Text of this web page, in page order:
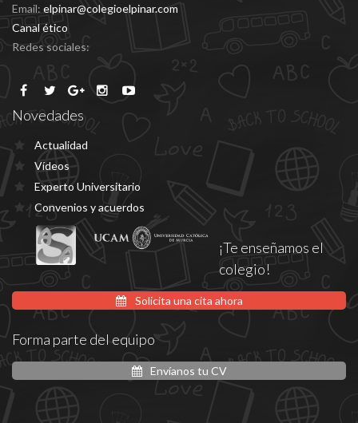
Email: elpinar@colegioelpinar.com
Canal ético
Redes sociales:
Novedades
Actualidad
Vídeos
Experto Universitario
Convenios y acuerdos
¡Te enseñamos el
colegio!
Solicita una cita ahora
Forma parte del equipo
Envíanos tu CV